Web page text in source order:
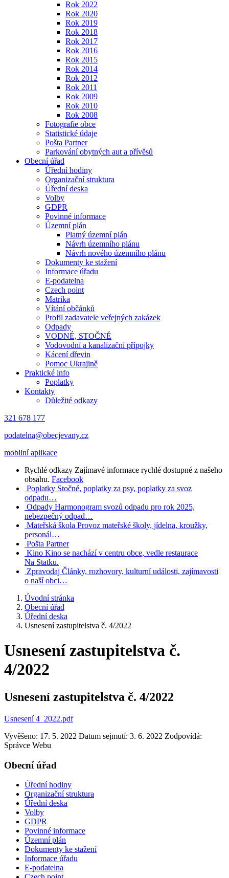
Rok 2022
Rok 2020
Rok 2019
Rok 2018
Rok 2017
Rok 2016
Rok 2015
Rok 2014
Rok 2012
Rok 2011
Rok 2009
Rok 2010
Rok 2008
Fotografie obce
Statistické údaje
Pošta Partner
Parkování obytných aut a přívěsů
Obecní úřad
Úřední hodiny
Organizační struktura
Úřední deska
Volby
GDPR
Povinné informace
Územní plán
Platný územní plán
Návrh územního plánu
Návrh nového územního plánu
Dokumenty ke stažení
Informace úřadu
E-podatelna
Czech point
Matrika
Vítání občánků
Profil zadavatele veřejných zakázek
Odpady
VODNÉ, STOČNÉ
Vodovodní a kanalizační přípojky
Kácení dřevin
Pomoc Ukrajině
Praktické info
Poplatky
Kontakty
Důležité odkazy
321 678 177
podatelna@obecjevany.cz
mobilní aplikace
Rychlé odkazy Zajímavé informace rychlé dostupné z našeho
obsahu. Facebook
Poplatky Stočné, poplatky za psy, poplatky za svoz
odpadu…
Odpady Harmonogram svozů odpadu pro rok 2025,
nebezpečný odpad…
Mateřská škola Provoz mateřské školy, jídelna, kroužky,
personál…
Pošta Partner
Kino Kino se nachází v centru obce, vedle restaurace
Na Statku.
Zpravodaj Články, rozhovory, kulturní události, zajímavosti
o naší obci…
Úvodní stránka
Obecní úřad
Úřední deska
Usnesení zastupitelstva č. 4/2022
Usnesení zastupitelstva č.
4/2022
Usnesení zastupitelstva č. 4/2022
Usnesení 4_2022.pdf
Vyvěšeno: 17. 5. 2022 Datum sejmutí: 3. 6. 2022 Zodpovídá:
Správce Webu
Obecní úřad
Úřední hodiny
Organizační struktura
Úřední deska
Volby
GDPR
Povinné informace
Územní plán
Dokumenty ke stažení
Informace úřadu
E-podatelna